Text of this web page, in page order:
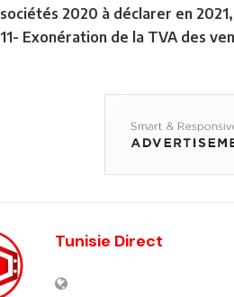
sociétés 2020 à déclarer en
11- Exonération de la TVA des
Tunisie Direct